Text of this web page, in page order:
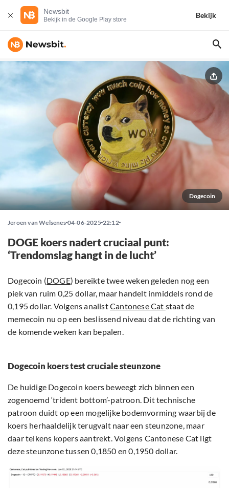
Newsbit
Bekijk in de Google Play store
Bekijk
Dogecoin
Jeroen van Welsenes 04-06-2025 22:12
DOGE koers nadert cruciaal punt:
‘Trendomslag hangt in de lucht’
Dogecoin (DOGE) bereikte twee weken geleden nog een
piek van ruim 0,25 dollar, maar handelt inmiddels rond de
0,195 dollar. Volgens analistCantonese Cat staat de
memecoin nu op een beslissend niveau dat de richting van
de komende weken kan bepalen.
Dogecoin koers test cruciale steunzone
De huidige Dogecoin koers beweegt zich binnen een
zogenoemd ‘trident bottom’-patroon. Dit technische
patroon duidt op een mogelijke bodemvorming waarbij de
koers herhaaldelijk terugvalt naar een steunzone, maar
daar telkens kopers aantrekt. Volgens Cantonese Cat ligt
deze steunzone tussen 0,1850 en 0,1950 dollar.